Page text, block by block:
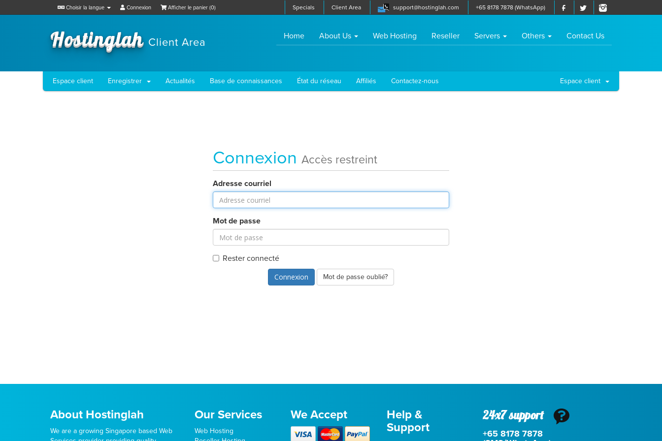
Choisir la langue Connexion Afficher le panier (0) Specials Client Area support@hostinglah.com +65 8178 7878 (WhatsApp)
Hostinglah Client Area Home(current)About Us Web Hosting Reseller Servers Others Contact Us
Espace client Enregistrer Actualités Base de connaissances État du réseau Affiliés Contactez-nous Espace client
Connexion Accès restreint
Adresse courriel
Mot de passe
Rester connecté
Mot de passe oublié?
About Hostinglah
We are a growing Singapore based Web
Our Services
Web Hosting
We Accept
Help &
Support
24x7 support
+65 8178 7878